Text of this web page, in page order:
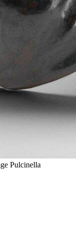
Pulcinella